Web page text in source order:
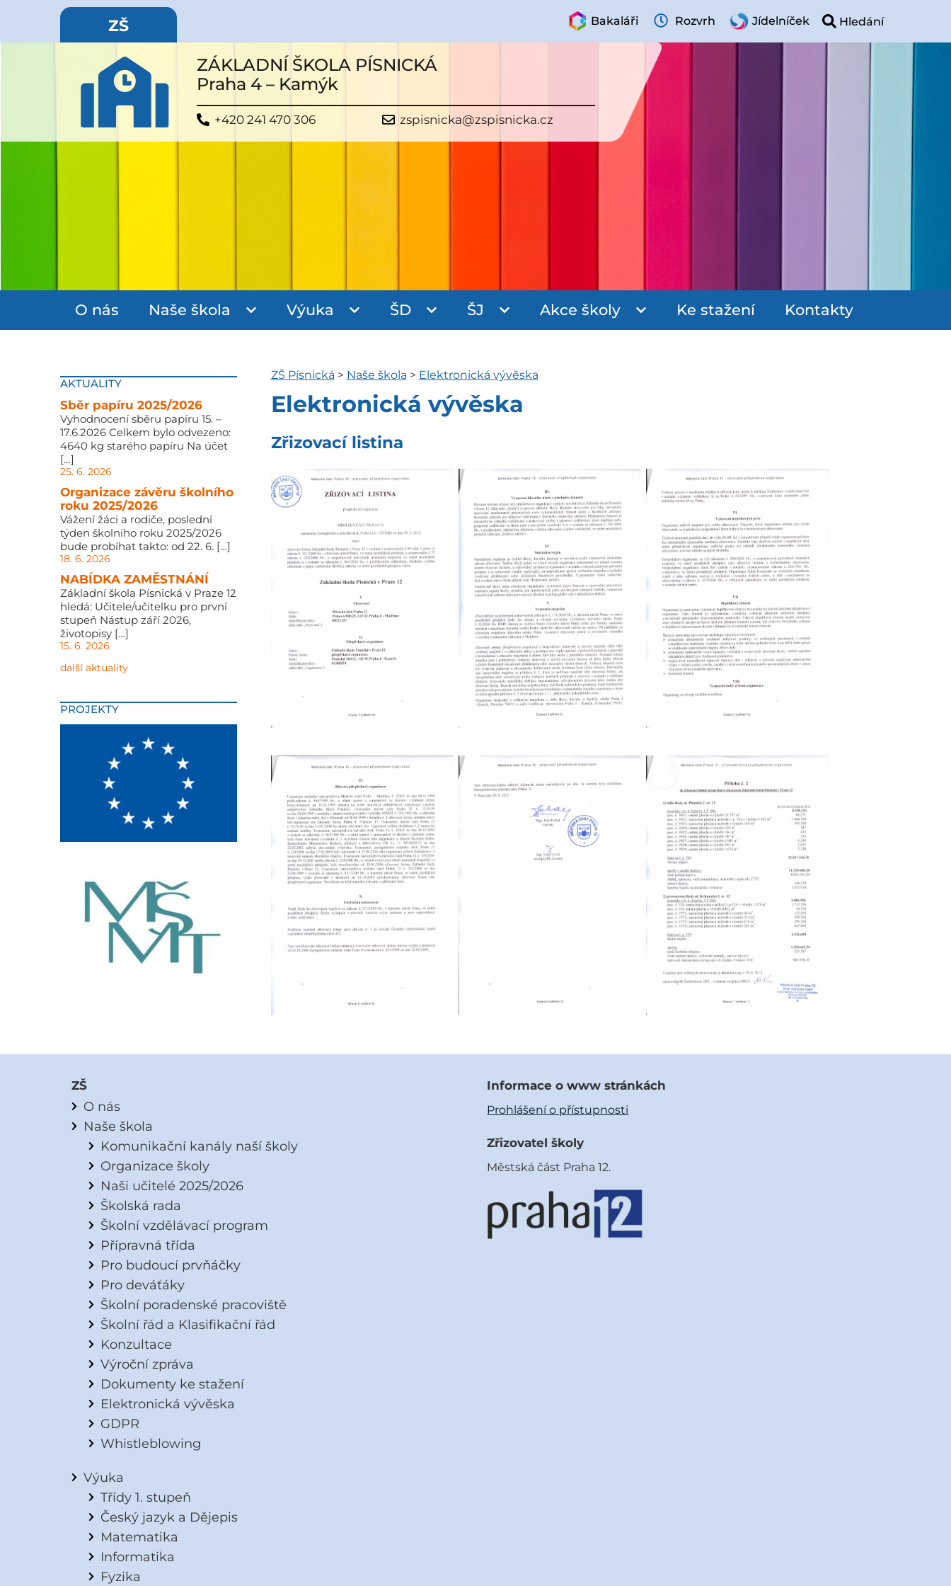
ZŠ Bakaláři Rozvrh Jídelníček
ZÁKLADNÍ ŠKOLA PÍSNICKÁ
Praha 4 – Kamýk
+420 241 470 306 zspisnicka@zspisnicka.cz
O nás Naše škola Výuka ŠD ŠJ Akce školy Ke stažení Kontakty
AKTUALITY
Sběr papíru 2025/2026
Vyhodnocení sběru papíru 15. –
17.6.2026 Celkem bylo odvezeno:
4640 kg starého papíru Na účet
[…]
25. 6. 2026
Organizace závěru školního
roku 2025/2026
Vážení žáci a rodiče, poslední
týden školního roku 2025/2026
bude probíhat takto: od 22. 6. […]
18. 6. 2026
NABÍDKA ZAMĚSTNÁNÍ
Základní škola Písnická v Praze 12
hledá: Učitele/učitelku pro první
stupeň Nástup září 2026,
životopisy […]
15. 6. 2026
další aktuality
PROJEKTY
ZŠ Písnická > Naše škola > Elektronická vývěska
Elektronická vývěska
Zřizovací listina
ZŠ
O nás
Naše škola
Komunikační kanály naší školy
Organizace školy
Naši učitelé 2025/2026
Školská rada
Školní vzdělávací program
Přípravná třída
Pro budoucí prvňáčky
Pro deváťáky
Školní poradenské pracoviště
Školní řád a Klasifikační řád
Konzultace
Výroční zpráva
Dokumenty ke stažení
Elektronická vývěska
GDPR
Whistleblowing
Výuka
Třídy 1. stupeň
Český jazyk a Dějepis
Matematika
Informatika
Fyzika
Informace o www stránkách
Prohlášení o přístupnosti
Zřizovatel školy
Městská část Praha 12.